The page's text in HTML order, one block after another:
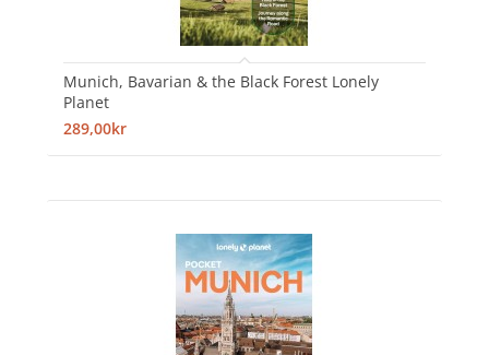
Munich, Bavarian & the Black Forest Lonely
Planet
289,00kr